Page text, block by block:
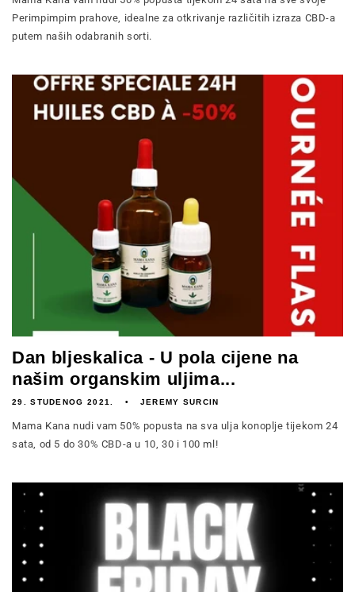
Perimpimpim prahove, idealne za otkrivanje različitih izraza CBD-a
putem naših odabranih sorti.
Dan bljeskalica - U pola cijene na
našim organskim uljima...
29. STUDENOG 2021. JEREMY SURCIN
Mama Kana nudi vam 50% popusta na sva ulja konoplje tijekom 24
sata, od 5 do 30% CBD-a u 10, 30 i 100 ml!